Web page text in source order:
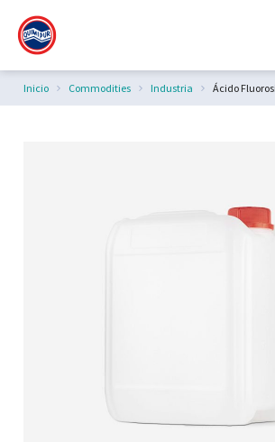
Estás aquí:
Inicio Commodities Industria Ácido